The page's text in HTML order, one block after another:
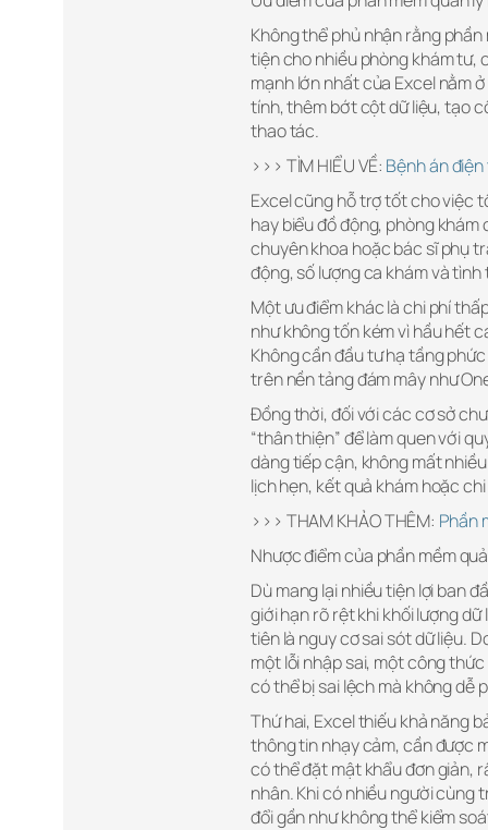
Không thể phủ nhận rằng
tiện cho nhiều phòng khám tư,
mạnh lớn nhất của Excel nằm
tính, thêm bớt cột dữ liệu, tạo
thao tác.
>>> TÌM HIỂU VỀ: Bệnh án
Excel cũng hỗ trợ tốt cho việc
hay biểu đồ động, phòng
chuyên khoa hoặc bác sĩ phụ
động, số lượng ca khám và
Một ưu điểm khác là chi phí
như không tốn kém vì hầu hết
Không cần đầu tư hạ tầng
trên nền tảng đám mây như
Đồng thời, đối với các cơ sở
“thân thiện” để làm quen với
dàng tiếp cận, không mất
lịch hẹn, kết quả khám hoặc
>>> THAM KHẢO THÊM: Phần
Nhược điểm của phần mềm
Dù mang lại nhiều tiện lợi ban
giới hạn rõ rệt khi khối lượng
tiên là nguy cơ sai sót dữ liệu.
một lỗi nhập sai, một công
có thể bị sai lệch mà không dễ
Thứ hai, Excel thiếu khả năng
thông tin nhạy cảm, cần được
có thể đặt mật khẩu đơn giản,
nhân. Khi có nhiều người cùng
đổi gần như không thể kiểm